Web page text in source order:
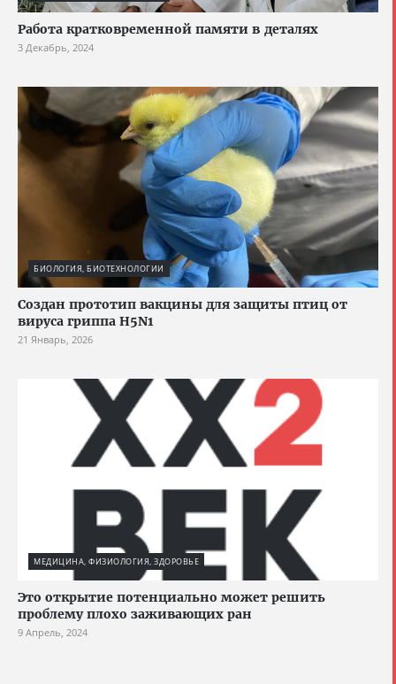
Работа кратковременной памяти в деталях
3 Декабрь, 2024
БИОЛОГИЯ, БИОТЕХНОЛОГИИ
Создан прототип вакцины для защиты птиц от
вируса гриппа H5N1
21 Январь, 2026
МЕДИЦИНА, ФИЗИОЛОГИЯ, ЗДОРОВЬЕ
Это открытие потенциально может решить
проблему плохо заживающих ран
9 Апрель, 2024